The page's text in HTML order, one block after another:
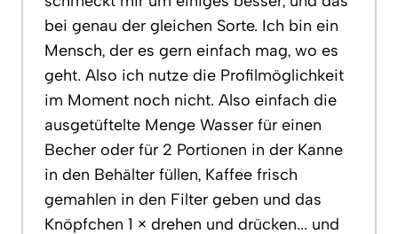
bei genau der gleichen Sorte. Ich bin ein
Mensch, der es gern einfach mag, wo es
geht. Also ich nutze die Profilmöglichkeit
im Moment noch nicht. Also einfach die
ausgetüftelte Menge Wasser für einen
Becher oder für 2 Portionen in der Kanne
in den Behälter füllen, Kaffee frisch
gemahlen in den Filter geben und das
Knöpfchen 1 × drehen und drücken... und